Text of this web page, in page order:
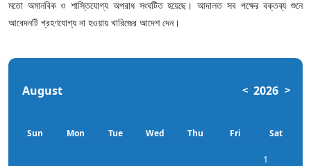
মতো অমানবিক ও শাস্তিযোগ্য অপরাধ সংঘটিত হয়েছে। আদালত সব পক্ষের বক্তব্য শুনে
আবেদনটি গ্রহণযোগ্য না হওয়ায় খারিজের আদেশ দেন।
August < 2026 >
Sun Mon Tue Wed Thu Fri Sat
1